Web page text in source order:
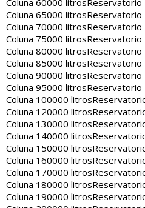
Coluna 60000 litrosReservatorio
Coluna 65000 litrosReservatorio
Coluna 70000 litrosReservatorio
Coluna 75000 litrosReservatorio
Coluna 80000 litrosReservatorio
Coluna 85000 litrosReservatorio
Coluna 90000 litrosReservatorio
Coluna 95000 litrosReservatorio
Coluna 100000 litros
Coluna 120000 litros
Coluna 130000 litros
Coluna 140000 litros
Coluna 150000 litros
Coluna 160000 litros
Coluna 170000 litros
Coluna 180000 litros
Coluna 190000 litros